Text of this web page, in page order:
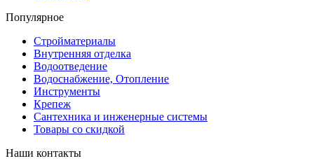
Популярное
Стройматериалы
Внутренняя отделка
Водоотведение
Водоснабжение, Отопление
Инструменты
Крепеж
Сантехника и инженерные системы
Товары со скидкой
Наши контакты